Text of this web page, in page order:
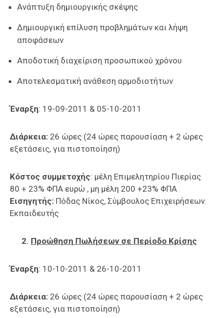
Ανάπτυξη δημιουργικής σκέψης
Δημιουργική επίλυση προβλημάτων και λήψη
αποφάσεων
Αποδοτική διαχείριση προσωπικού χρόνου
Αποτελεσματική ανάθεση αρμοδιοτήτων
Έναρξη: 19-09-2011 & 05-10-2011
Διάρκεια: 26 ώρες (24 ώρες παρουσίαση + 2 ώρες
εξετάσεις, για πιστοποίηση)
Κόστος συμμετοχής: μέλη Επιμελητηρίου Πιερίας
80 + 23% ΦΠΑ ευρώ , μη μέλη 200 +23% ΦΠΑ
Εισηγητής: Πόδας Νίκος, Σύμβουλος Επιχειρήσεων.
Εκπαιδευτής
2. Προώθηση Πωλήσεων σε Περίοδο Κρίσης
Έναρξη: 10-10-2011 & 26-10-2011
Διάρκεια: 26 ώρες (24 ώρες παρουσίαση + 2 ώρες
εξετάσεις, για πιστοποίηση)